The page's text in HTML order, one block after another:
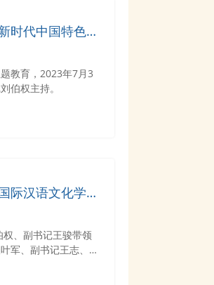
时代中国特色社
教育，2023年7月3
伯权主持。
际汉语文化学院
、副书记王骏带领
军、副书记王志、汉